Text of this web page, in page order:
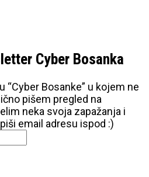
Cyber Bosanka
“Cyber Bosanke” u kojem ne
pišem pregled na
neka svoja zapažanja i
email adresu ispod :)